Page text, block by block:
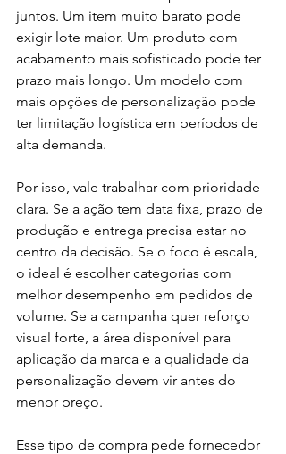
juntos. Um item muito barato pode
exigir lote maior. Um produto com
acabamento mais sofisticado pode ter
prazo mais longo. Um modelo com
mais opções de personalização pode
ter limitação logística em períodos de
alta demanda.
Por isso, vale trabalhar com prioridade
clara. Se a ação tem data fixa, prazo de
produção e entrega precisa estar no
centro da decisão. Se o foco é escala,
o ideal é escolher categorias com
melhor desempenho em pedidos de
volume. Se a campanha quer reforço
visual forte, a área disponível para
aplicação da marca e a qualidade da
personalização devem vir antes do
menor preço.
Esse tipo de compra pede fornecedor